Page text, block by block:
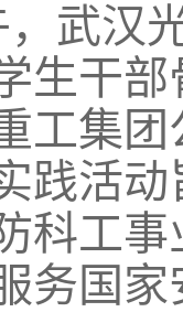
，武汉
生干
集团
践活
科工
务国